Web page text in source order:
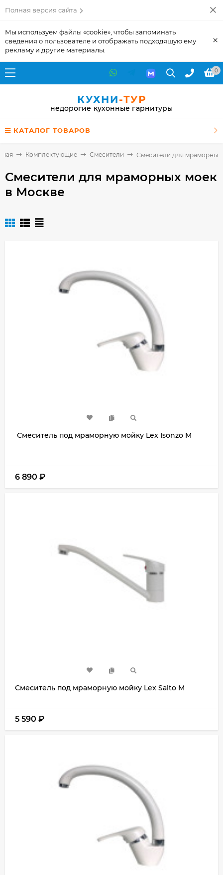
Полная версия сайта
Мы используем файлы «cookie», чтобы запоминать
сведения о пользователе и отображать подходящую ему
рекламу и другие материалы.
×
0
КУХНИ-ТУР
недорогие кухонные гарнитуры
КАТАЛОГ ТОВАРОВ
Комплектующие Смесители Смесители для мраморных
Смесители для мраморных моек
в Москве
Смеситель под мраморную мойку Lex Isonzo M
6 890 ₽
Смеситель под мраморную мойку Lex Salto M
5 590 ₽